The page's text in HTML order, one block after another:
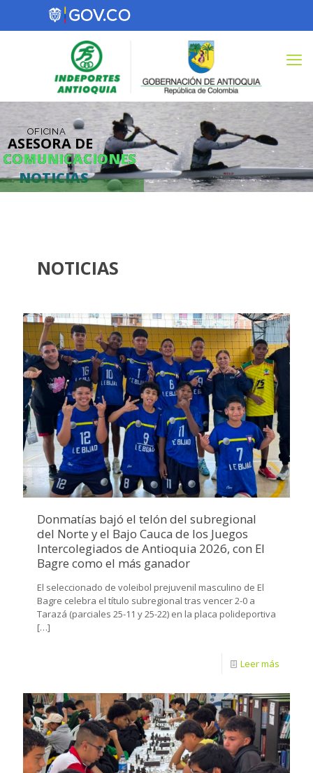
OFICINA
COMUNICACIONES
NOTICIAS
ASESORA DE
COMUNICACIONES
NOTICIAS
Donmatías bajó el telón del subregional
del Norte y el Bajo Cauca de los Juegos
Intercolegiados de Antioquia 2026, con El
Bagre como el más ganador
El seleccionado de voleibol prejuvenil masculino de El
Bagre celebra el título subregional tras vencer 2-0 a
Tarazá (parciales 25-11 y 25-22) en la placa polideportiva
[…]
Leer más